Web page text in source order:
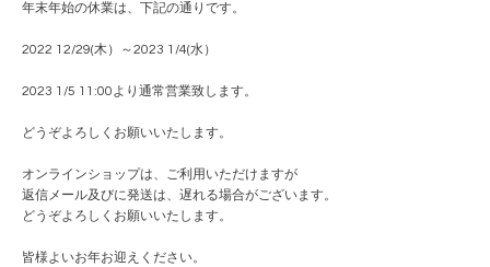
年末年始の休業は、下記の通りです。
2022 12/29(木）～2023 1/4(水）
2023 1/5 11:00より通常営業致します。
どうぞよろしくお願いいたします。
オンラインショップは、ご利用いただけますが
返信メール及びに発送は、遅れる場合がございます。
どうぞよろしくお願いいたします。
皆様よいお年お迎えください。